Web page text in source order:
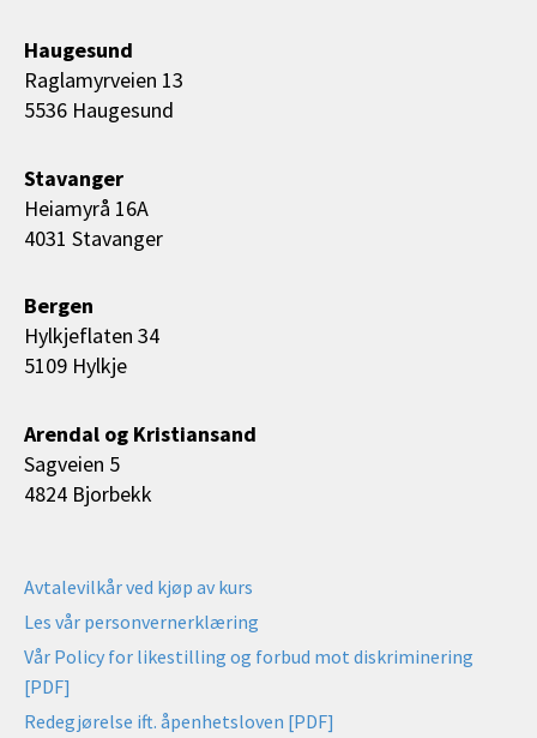
Haugesund
Raglamyrveien 13
5536 Haugesund
Stavanger
Heiamyrå 16A
4031 Stavanger
Bergen
Hylkjeflaten 34
5109 Hylkje
Arendal og Kristiansand
Sagveien 5
4824 Bjorbekk
Avtalevilkår ved kjøp av kurs
Les vår personvernerklæring
Vår Policy for likestilling og forbud mot diskriminering
[PDF]
Redegjørelse ift. åpenhetsloven [PDF]